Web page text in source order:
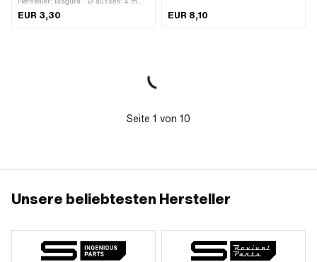
Ø aussen: 7 mm · Ø innen: 2.5 mm ·
Ø innen: 5.5 mm · Gesamtlänge: 5
EUR 3,30 EUR 8,10
Seite 1 von 10
Unsere beliebtesten Hersteller